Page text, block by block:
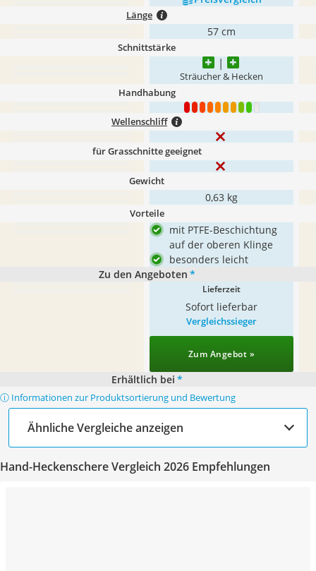
Länge
57 cm
Schnittstärke
Sträucher & Hecken
Handhabung
1 2 3 4 5 6 7 8 9 10
Wellenschliff
für Grasschnitte geeignet
Gewicht
0,63 kg
Vorteile
mit PTFE-Beschichtung
auf der oberen Klinge
besonders leicht
Zu den Angeboten *
Lieferzeit
Sofort lieferbar
Vergleichssieger
Zum Angebot »
Erhältlich bei *
ⓘ Informationen zur Produktsortierung und Bewertung
Ähnliche Vergleiche anzeigen
Hand-Heckenschere Vergleich 2026 Empfehlungen